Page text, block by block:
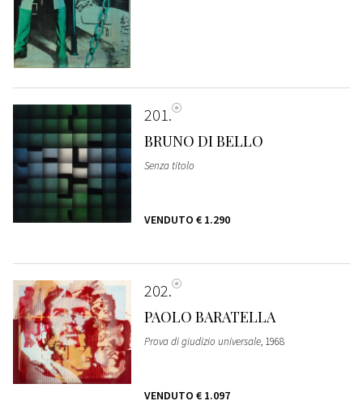
201
BRUNO DI BELLO
Senza titolo
VENDUTO € 1.290
202
PAOLO BARATELLA
Prova di giudizio universale, 1968
VENDUTO € 1.097